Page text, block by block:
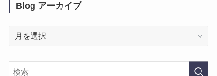
ー
Blog アーカイブ
Blog
カ